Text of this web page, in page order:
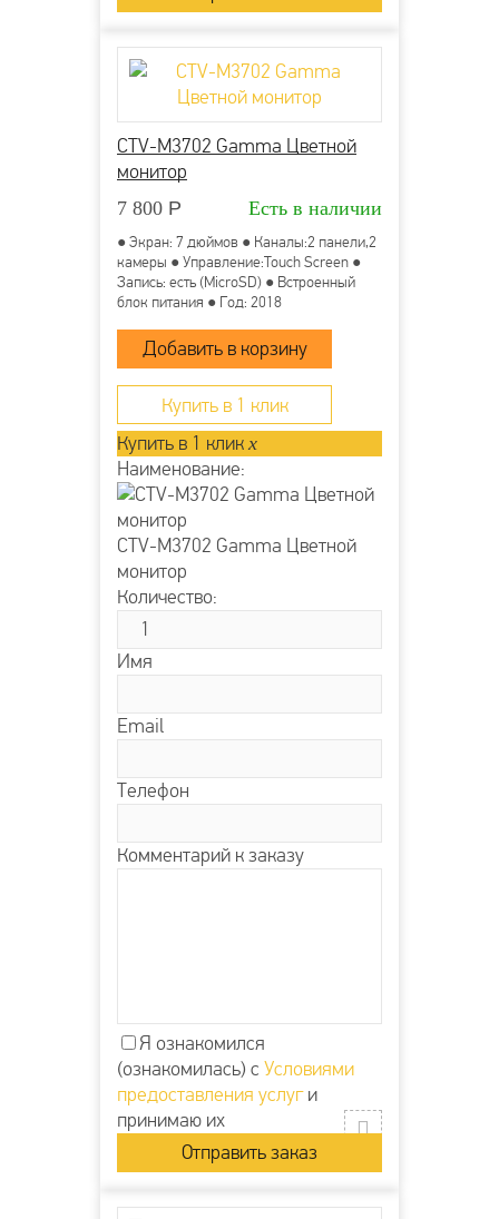
CTV-M3702 Gamma Цветной
монитор
7 800 Р Есть в наличии
● Экран: 7 дюймов ● Каналы:2 панели,2
камеры ● Управление:Touch Screen ●
Запись: есть (MicroSD) ● Встроенный
блок питания ● Год: 2018
Купить в 1 клик
Купить в 1 клик x
Наименование:
CTV-M3702 Gamma Цветной
монитор
Количество:
Имя
Email
Телефон
Комментарий к заказу
Я ознакомился
(ознакомилась) с Условиями
предоставления услуги
принимаю их